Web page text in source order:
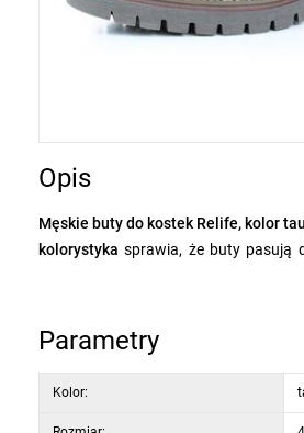
Opis
Męskie buty do kostek Relife, kolor
kolorystyka sprawia, że buty pasują
ułatwia zakładanie, a
Wewnętrzna część z
Parametry
Kolor: